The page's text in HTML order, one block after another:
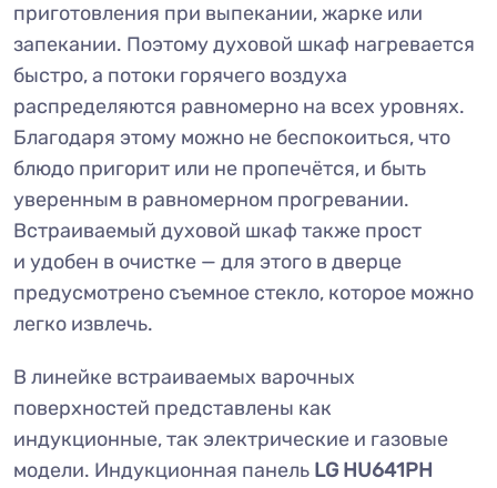
приготовления при выпекании, жарке или
запекании. Поэтому духовой шкаф нагревается
быстро, а потоки горячего воздуха
распределяются равномерно на всех уровнях.
Благодаря этому можно не беспокоиться, что
блюдо пригорит или не пропечётся, и быть
уверенным в равномерном прогревании.
Встраиваемый духовой шкаф также прост
и удобен в очистке — для этого в дверце
предусмотрено съемное стекло, которое можно
легко извлечь.
В линейке встраиваемых варочных
поверхностей представлены как
индукционные, так электрические и газовые
модели. Индукционная панель LG HU641PH